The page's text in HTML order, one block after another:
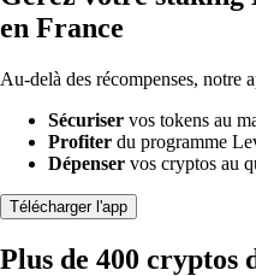
en France
Au-delà des récompenses, notre
Sécuriser vos tokens au
Profiter du programme
Dépenser vos cryptos au
Télécharger l'app
Plus de 400 cryptos